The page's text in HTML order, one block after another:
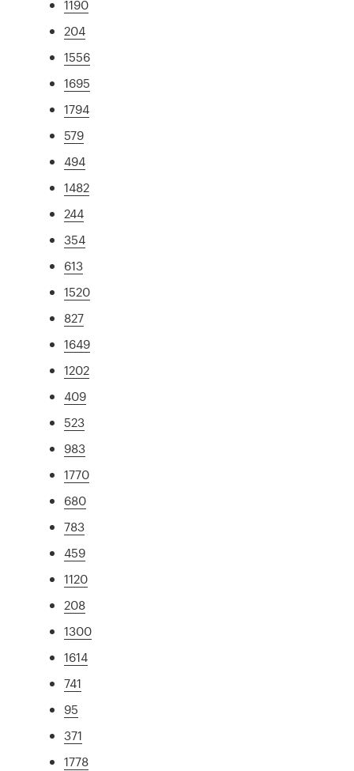
1190
204
1556
1695
1794
579
494
1482
244
354
613
1520
827
1649
1202
409
523
983
1770
680
783
459
1120
208
1300
1614
741
95
371
1778